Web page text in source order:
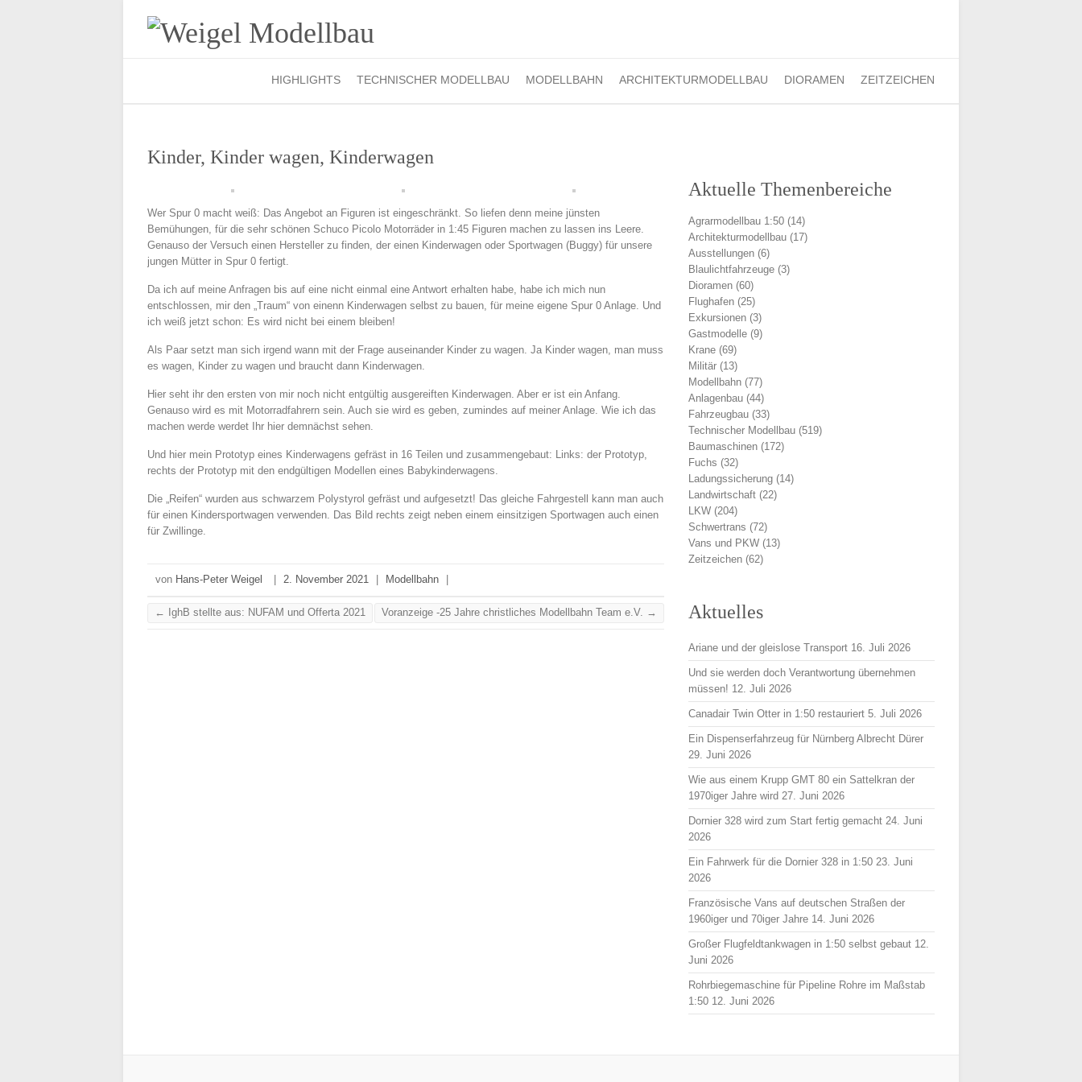
HIGHLIGHTS TECHNISCHER MODELLBAU MODELLBAHN ARCHITEKTURMODELLBAU DIORAMEN ZEITZEICHEN
Kinder, Kinder wagen, Kinderwagen
Wer Spur 0 macht weiß: Das Angebot an Figuren ist eingeschränkt. So liefen denn meine jünsten
Bemühungen, für die sehr schönen Schuco Picolo Motorräder in 1:45 Figuren machen zu lassen ins Leere.
Genauso der Versuch einen Hersteller zu finden, der einen Kinderwagen oder Sportwagen (Buggy) für unsere
jungen Mütter in Spur 0 fertigt.
Da ich auf meine Anfragen bis auf eine nicht einmal eine Antwort erhalten habe, habe ich mich nun
entschlossen, mir den „Traum“ von einenn Kinderwagen selbst zu bauen, für meine eigene Spur 0 Anlage. Und
ich weiß jetzt schon: Es wird nicht bei einem bleiben!
Als Paar setzt man sich irgend wann mit der Frage auseinander Kinder zu wagen. Ja Kinder wagen, man muss
es wagen, Kinder zu wagen und braucht dann Kinderwagen.
Hier seht ihr den ersten von mir noch nicht entgültig ausgereiften Kinderwagen. Aber er ist ein Anfang.
Genauso wird es mit Motorradfahrern sein. Auch sie wird es geben, zumindes auf meiner Anlage. Wie ich das
machen werde werdet Ihr hier demnächst sehen.
Und hier mein Prototyp eines Kinderwagens gefräst in 16 Teilen und zusammengebaut: Links: der Prototyp,
rechts der Prototyp mit den endgültigen Modellen eines Babykinderwagens.
Die „Reifen“ wurden aus schwarzem Polystyrol gefräst und aufgesetzt! Das gleiche Fahrgestell kann man auch
für einen Kindersportwagen verwenden. Das Bild rechts zeigt neben einem einsitzigen Sportwagen auch einen
für Zwillinge.
von Hans-Peter Weigel 2. November 2021 Modellbahn
← IghB stellte aus: NUFAM und Offerta 2021 Voranzeige -25 Jahre christliches Modellbahn Team e.V. →
Aktuelle Themenbereiche
Agrarmodellbau 1:50 (14)
Architekturmodellbau (17)
Ausstellungen (6)
Blaulichtfahrzeuge (3)
Dioramen (60)
Flughafen (25)
Exkursionen (3)
Gastmodelle (9)
Krane (69)
Militär (13)
Modellbahn (77)
Anlagenbau (44)
Fahrzeugbau (33)
Technischer Modellbau (519)
Baumaschinen (172)
Fuchs (32)
Ladungssicherung (14)
Landwirtschaft (22)
LKW (204)
Schwertrans (72)
Vans und PKW (13)
Zeitzeichen (62)
Aktuelles
Ariane und der gleislose Transport 16. Juli 2026
Und sie werden doch Verantwortung übernehmen
müssen! 12. Juli 2026
Canadair Twin Otter in 1:50 restauriert 5. Juli 2026
Ein Dispenserfahrzeug für Nürnberg Albrecht Dürer
29. Juni 2026
Wie aus einem Krupp GMT 80 ein Sattelkran der
1970iger Jahre wird 27. Juni 2026
Dornier 328 wird zum Start fertig gemacht 24. Juni
2026
Ein Fahrwerk für die Dornier 328 in 1:50 23. Juni
2026
Französische Vans auf deutschen Straßen der
1960iger und 70iger Jahre 14. Juni 2026
Großer Flugfeldtankwagen in 1:50 selbst gebaut 12.
Juni 2026
Rohrbiegemaschine für Pipeline Rohre im Maßstab
1:50 12. Juni 2026